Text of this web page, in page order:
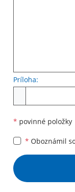
Príloha:
* povinné položky
* Oboznámil
Google